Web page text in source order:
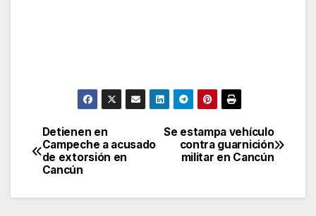
Post
navigation
Se estampa vehículo
contra guarnición
militar en Cancún
Detienen en
Campeche a acusado
de extorsión en
Cancún